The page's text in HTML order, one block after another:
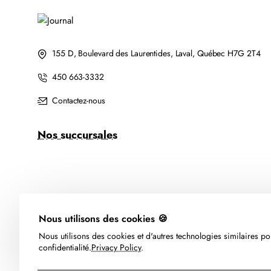
Nous utilisons des cookies 🍪
Nous utilisons des cookies et d'autres technologies similaires
confidentialité.Privacy Policy.
155 D, Boulevard des Laurentides, Laval, Québec H7G 2T4
450 663-3332
Contactez-nous
Nos succursales